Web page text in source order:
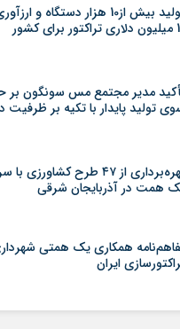
تولید بیش از10 هزار دستگاه و
کشور
مدیر مجتمع مس سونگون بر
تولید پایدار با تکیه بر ظرفیت
بهره‌برداری از ۴۷ طرح
همت در آذربایجان شرقی
همکاری یک همتی
ایران